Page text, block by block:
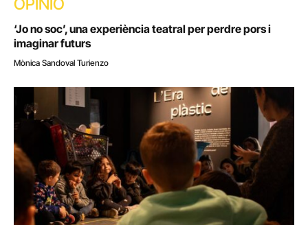
OPINIÓ
‘Jo no soc’, una experiència teatral per perdre pors i
imaginar futurs
Mònica Sandoval Turienzo